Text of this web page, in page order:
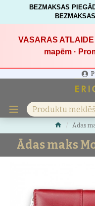
BEZMAKSAS
VASARAS ATLAIDE
mapēm ·
Ādas
Ādas maks